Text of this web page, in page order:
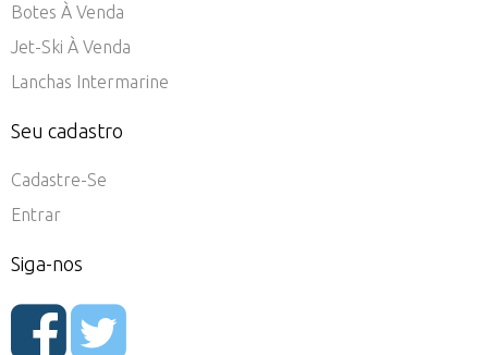
Botes À Venda
Jet-Ski À Venda
Lanchas Intermarine
Seu cadastro
Cadastre-Se
Entrar
Siga-nos